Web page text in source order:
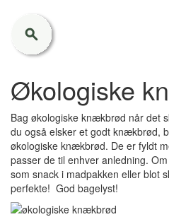
Økologiske
Bag økologiske knækbrød når det
du også elsker et godt knækbrød,
økologiske knækbrød. De er fyldt
passer de til enhver anledning.
som snack i madpakken eller blot
perfekte! God bagelyst!